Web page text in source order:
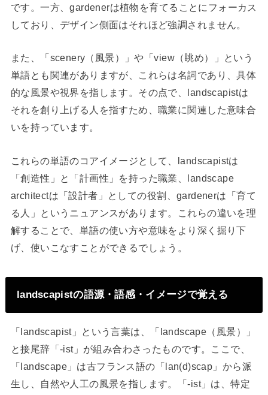
です。一方、gardenerは植物を育てることにフォーカス
しており、デザイン側面はそれほど強調されません。
また、「scenery（風景）」や「view（眺め）」という
単語とも関連がありますが、これらは名詞であり、具体
的な風景や視界を指します。その点で、landscapistは
それを創り上げる人を指すため、職業に関連した意味合
いを持っています。
これらの単語のコアイメージとして、landscapistは
「創造性」と「計画性」を持った職業、landscape
architectは「設計者」としての役割、gardenerは「育て
る人」というニュアンスがあります。これらの違いを理
解することで、単語の使い方や意味をより深く掘り下
げ、使いこなすことができるでしょう。
landscapistの語源・語感・イメージで覚える
「landscapist」という言葉は、「landscape（風景）」
と接尾辞「-ist」が組み合わさったものです。ここで、
「landscape」は古フランス語の「lan(d)scap」から派
生し、自然や人工の風景を指します。「-ist」は、特定